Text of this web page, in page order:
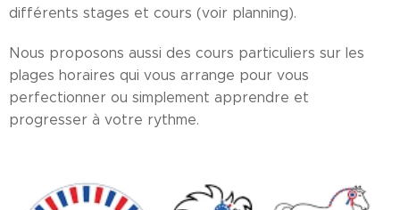
différents stages et cours (voir planning).
Nous proposons aussi des cours particuliers sur les
plages horaires qui vous arrange pour vous
perfectionner ou simplement apprendre et
progresser à votre rythme.